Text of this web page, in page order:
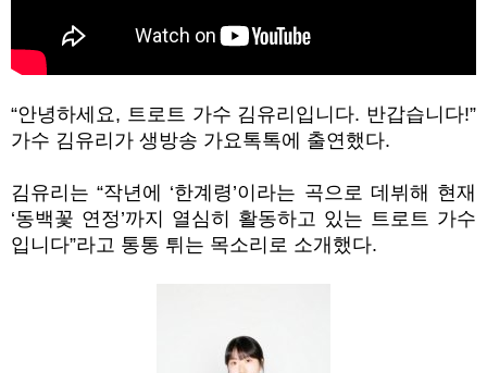
“안녕하세요, 트로트 가수 김유리입니다. 반갑습니다!”
가수 김유리가 생방송 가요톡톡에 출연했다.
김유리는 “작년에 ‘한계령’이라는 곡으로 데뷔해 현재
‘동백꽃 연정’까지 열심히 활동하고 있는 트로트 가수
입니다”라고 통통 튀는 목소리로 소개했다.